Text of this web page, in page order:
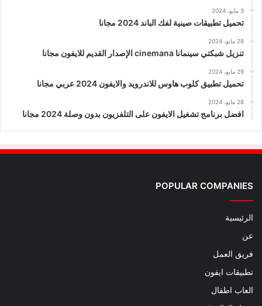
3 مايو، 2024
تحميل تطبيقات صينية لفك الباند 2024 مجانا
28 مايو، 2024
تنزيل شبكتي سينمانا cinemana الإصدار القديم للايفون مجانا
29 مايو، 2024
تحميل تطبيق كلوب هاوس للاندرويد والايفون 2024 عربي مجانا
28 مايو، 2024
افضل برنامج تشغيل الايفون على التلفزيون بدون وصلة 2024 مجانا
POPULAR COMPANIES
الرئيسية
عن
فريق العمل
تطبيقات ايفون
العاب اطفال